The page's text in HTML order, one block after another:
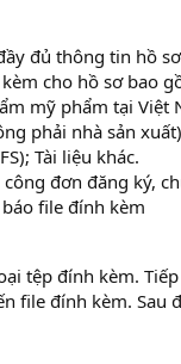
đủ thông tin hồ
cho hồ sơ bao
mỹ phẩm tại Việt
phải nhà sản
Tài liệu khác.
đơn đăng ký,
file đính kèm
tệp đính kèm.
file đính kèm. Sau